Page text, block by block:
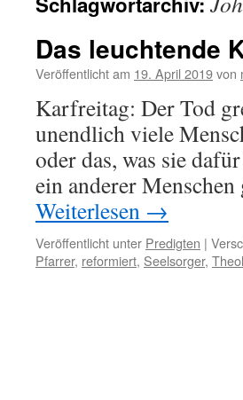
Das leuchtende
Veröffentlicht am 19. April 2019von
Karfreitag: Der Tod
unendlich viele
oder das, was sie
ein anderer
Weiterlesen →
Veröffentlicht unter Predigten |
Pfarrer, reformiert, Seelsorger,